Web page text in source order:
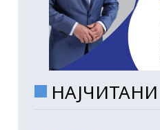
НАЈЧИТАНИ